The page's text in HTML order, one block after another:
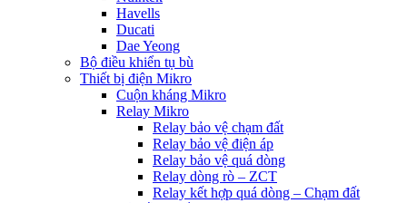
Havells
Ducati
Dae Yeong
Bộ điều khiển tụ bù
Thiết bị điện Mikro
Cuộn kháng Mikro
Relay Mikro
Relay bảo vệ chạm đất
Relay bảo vệ điện áp
Relay bảo vệ quá dòng
Relay dòng rò – ZCT
Relay kết hợp quá dòng – Chạm đất